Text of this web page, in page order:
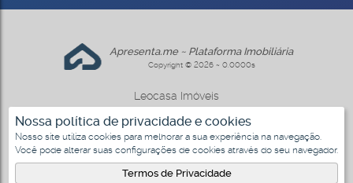
Nossa política de privacidade e cookies
Nosso site utiliza cookies para melhorar a sua experiência na navegação.
Você pode alterar suas configurações de cookies através do seu navegador.
Termos de Privacidade
Apresenta.me ~ Plataforma Imobiliária
Copyright © 2026 ~ 0.0000s
Leocasa Imóveis